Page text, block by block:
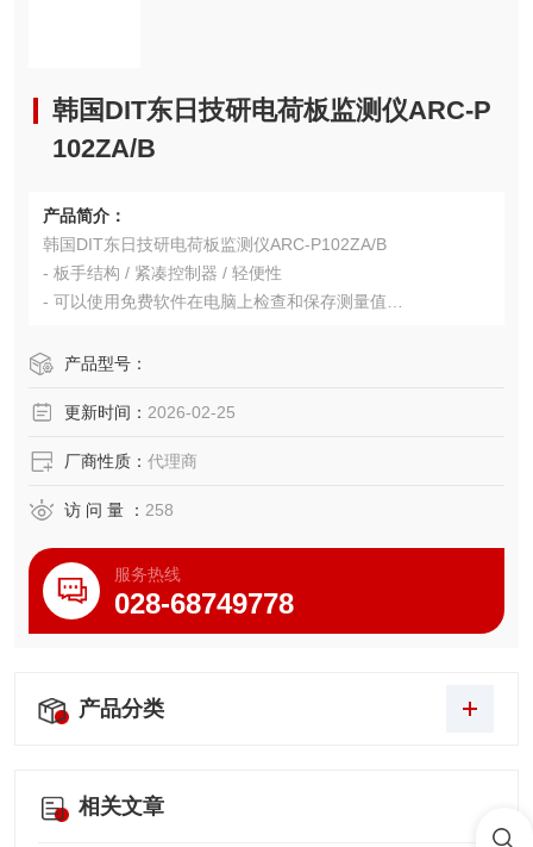
韩国DIT东日技研电荷板监测仪ARC-P
102ZA/B
产品简介：
韩国DIT东日技研电荷板监测仪ARC-P102ZA/B
- 板手结构 / 紧凑控制器 / 轻便性
- 可以使用免费软件在电脑上检查和保存测量值
产品型号：
更新时间： 2026-02-25
厂商性质： 代理商
访 问 量 ： 258
服务热线
028-68749778
产品分类
相关文章